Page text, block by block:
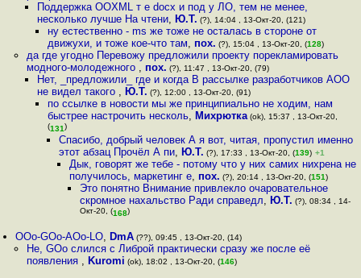
Поддержка OOXML т е docx и под у ЛО, тем не менее,
несколько лучше На чтени, Ю.Т. (?), 14:04 , 13-Окт-20, (121)
ну естественно - ms же тоже не осталась в стороне от
движухи, и тоже кое-что там, пох. (?), 15:04 , 13-Окт-20, (128)
да где угодно Перевожу предложили проекту порекламировать
модного-молодежного , пох. (?), 11:47 , 13-Окт-20, (79)
Нет, _предложили_ где и когда В рассылке разработчиков АОО
не видел такого , Ю.Т. (?), 12:00 , 13-Окт-20, (91)
по ссылке в новости мы же принципиально не ходим, нам
быстрее настрочить несколь, Михрютка (ok), 15:37 , 13-Окт-20,
(131)
Спасибо, добрый человек А я вот, читая, пропустил именно
этот абзац Прочёл А пи, Ю.Т. (?), 17:33 , 13-Окт-20, (139) +1
Дык, говорят же тебе - потому что у них самих нихрена не
получилось, маркетинг е, пох. (?), 20:14 , 13-Окт-20, (151)
Это понятно Внимание привлекло очаровательное
скромное нахальство Ради справедл, Ю.Т. (?), 08:34 , 14-
Окт-20, (168)
OOo-GOo-AOo-LO, DmA (??), 09:45 , 13-Окт-20, (14)
Не, GOo слился с Либрой практически сразу же после её
появления , Kuromi (ok), 18:02 , 13-Окт-20, (146)